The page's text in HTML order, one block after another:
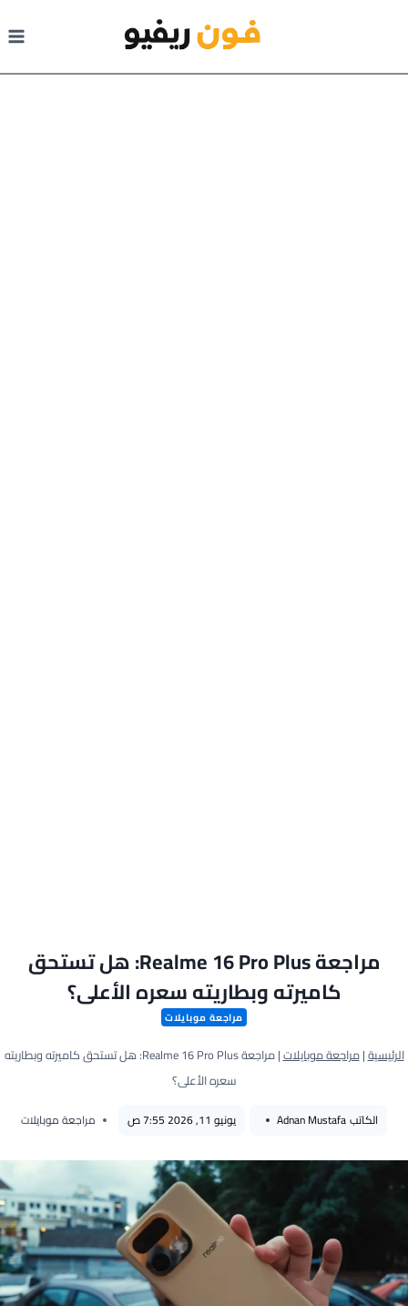
المحتوى
مراجعة Realme 16 Pro Plus: هل تستحق
كاميرته وبطاريته سعره الأعلى؟
مراجعة موبايلات
الرئيسية|مراجعة موبايلات|
مراجعة Realme 16 Pro Plus: هل تستحق كاميرته وبطاريته
سعره الأعلى؟
الكاتبAdnan Mustafa يونيو 11, 2026 7:55 ص مراجعة موبايلات